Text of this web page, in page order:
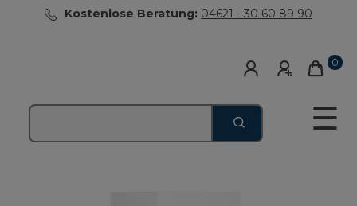
Kostenlose Beratung: 04621 - 30 60 89 90
0
☰